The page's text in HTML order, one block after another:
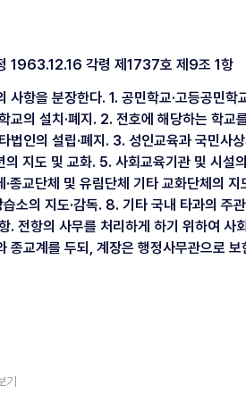
1963.12.16 각령 제1737호 제9조 1항
사항을 분장한다. 1. 공민학교·고등공민학
교의 설치·폐지. 2. 전호에 해당하는 학교
법인의 설립·폐지. 3. 성인교육과 국민사상
의 지도 및 교화. 5. 사회교육기관 및 시설
종교단체 및 유림단체 기타 교화단체의 지
소의 지도·감독. 8. 기타 국내 타과의 주관
. 전항의 사무를 처리하게 하기 위하여 사
종교계를 두되, 계장은 행정사무관으로 보
기